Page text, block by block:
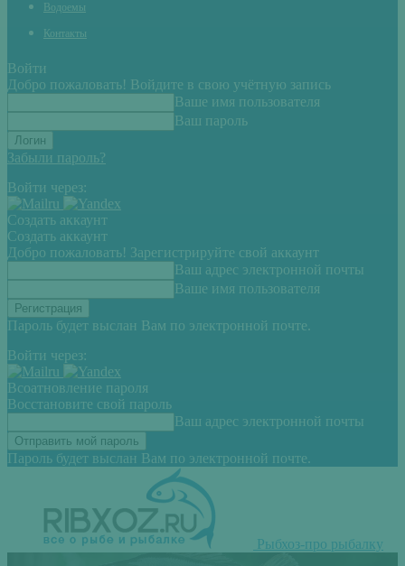
Водоемы
Контакты
Войти
Добро пожаловать! Войдите в свою учётную запись
Ваше имя пользователя
Ваш пароль
Забыли пароль?
Войти через:
Создать аккаунт
Создать аккаунт
Добро пожаловать! Зарегистрируйте свой аккаунт
Ваш адрес электронной почты
Ваше имя пользователя
Пароль будет выслан Вам по электронной почте.
Войти через:
Всоатновление пароля
Восстановите свой пароль
Ваш адрес электронной почты
Пароль будет выслан Вам по электронной почте.
Рыбхоз-про рыбалку